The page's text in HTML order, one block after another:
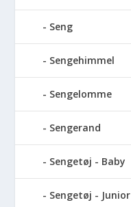
Seng
Sengehimmel
Sengelomme
Sengerand
Sengetøj - Baby
Sengetøj - Junior